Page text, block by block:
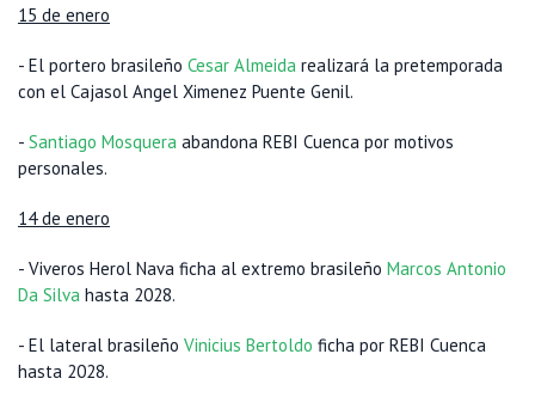
15 de enero
- El portero brasileño Cesar Almeida realizará la pretemporada
con el Cajasol Angel Ximenez Puente Genil.
- Santiago Mosquera abandona REBI Cuenca por motivos
personales.
14 de enero
- Viveros Herol Nava ficha al extremo brasileño Marcos Antonio
Da Silva hasta 2028.
- El lateral brasileño Vinicius Bertoldo ficha por REBI Cuenca
hasta 2028.